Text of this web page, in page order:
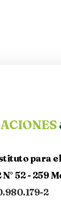
para
N° 52 - 259
2